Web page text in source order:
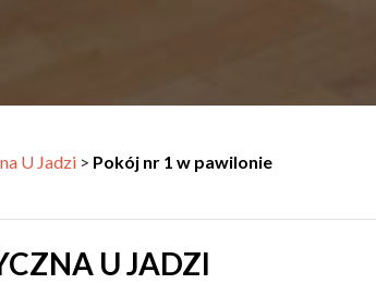
U Jadzi > Pokój nr 1 w pawilonie
U JADZI